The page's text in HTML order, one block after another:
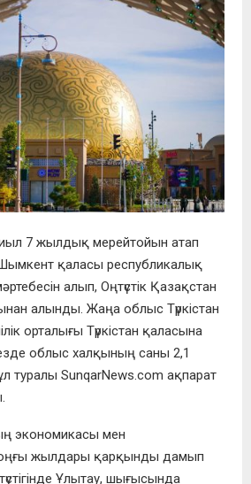
7 жылдық мерейтойын атап
қаласы республикалық
алып, Оңтүстік Қазақстан
алынды. Жаңа облыс Түркістан
орталығы Түркістан қаласына
облыс халқының саны 2,1
туралы SunqarNews.com ақпарат
экономикасы мен
жылдары қарқынды дамып
Ұлытау, шығысында